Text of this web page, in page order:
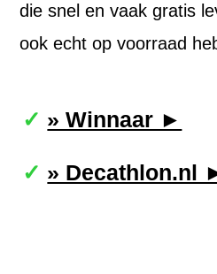
die snel en vaak gratis
ook echt op voorraad
» Winnaar ►
» Decathlon.nl